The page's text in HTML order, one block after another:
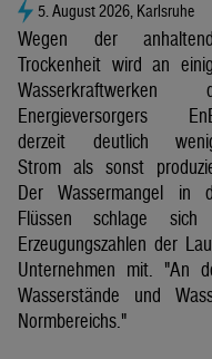
5. August 2026, Karlsruhe
Wegen der
Trockenheit wird an
Wasserkraftwerken
Energieversorgers
derzeit deutlich
Strom als sonst
Der Wassermangel in
Flüssen schlage
Erzeugungszahlen der
Unternehmen mit. "An
Wasserstände und
Normbereichs."